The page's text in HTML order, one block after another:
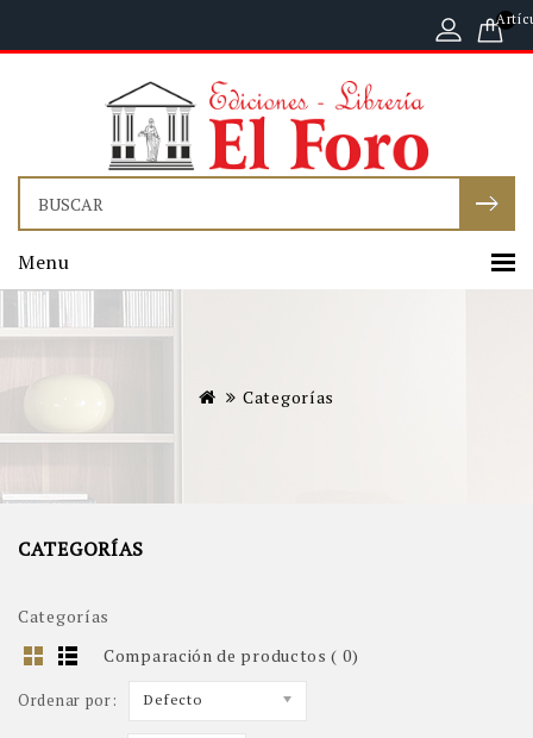
Menu
Categorías
CATEGORÍAS
Categorías
Comparación de productos ( 0)
Ordenar por: Defecto